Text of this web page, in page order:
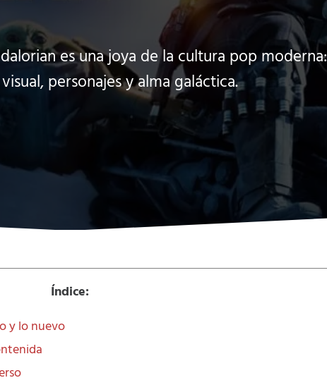
es una joya de la cultura pop moderna:
personajes y alma galáctica.
Índice:
y lo nuevo